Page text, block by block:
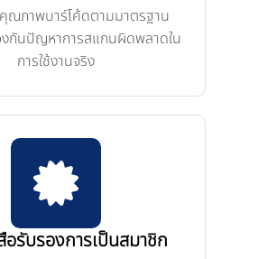
ณภาพบาร์โค้ดตามมาตรฐาน
กันปัญหาการสแกนผิดพลาดใน
การใช้งานจริง
รับรองการเป็นสมาชิก